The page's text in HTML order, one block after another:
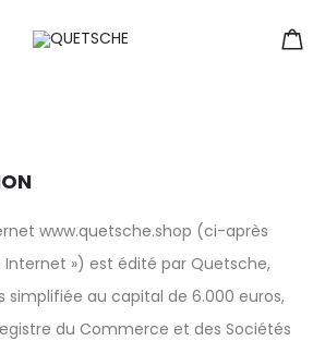
Mentions légales
www.quetsche.shop (ci-après
Internet ») est édité par Quetsche,
simplifiée au capital de 6.000 euros,
du Commerce et des Sociétés